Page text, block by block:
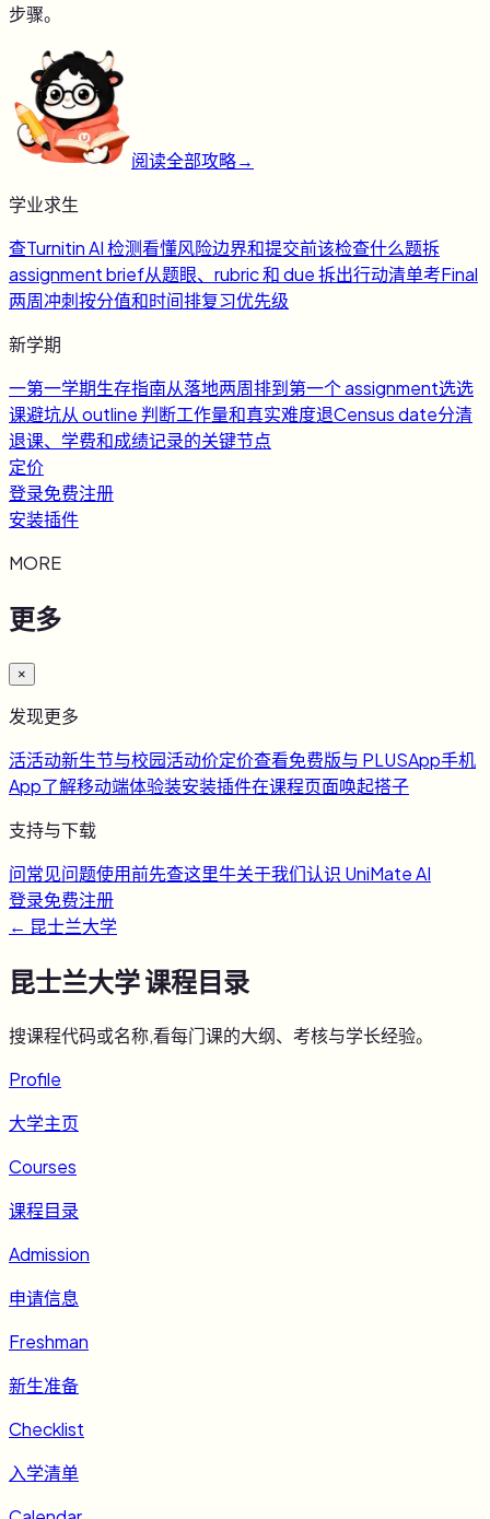
步骤。
阅读全部攻略→
学业求生
查Turnitin AI 检测看懂风险边界和提交前该检查什么题拆
assignment brief从题眼、rubric 和 due 拆出行动清单考Final
两周冲刺按分值和时间排复习优先级
新学期
一第一学期生存指南从落地两周排到第一个 assignment选选
课避坑从 outline 判断工作量和真实难度退Census date分清
退课、学费和成绩记录的关键节点
定价
登录免费注册
安装插件
MORE
更多
×
发现更多
活活动新生节与校园活动价定价查看免费版与 PLUSApp手机
App了解移动端体验装安装插件在课程页面唤起搭子
支持与下载
问常见问题使用前先查这里牛关于我们认识 UniMate AI
登录免费注册
← 昆士兰大学
昆士兰大学课程目录
搜课程代码或名称,看每门课的大纲、考核与学长经验。
Profile
大学主页
Courses
课程目录
Admission
申请信息
Freshman
新生准备
Checklist
入学清单